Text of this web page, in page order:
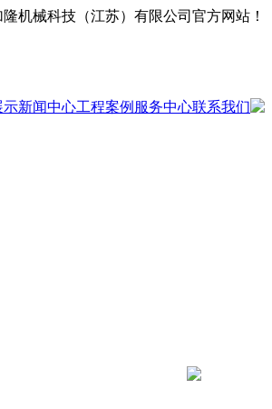
机械科技（江苏）有限公司官方网站！
示新闻中心工程案例 服务中心联系我们